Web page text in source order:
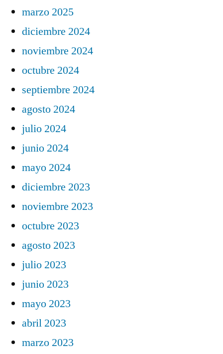
marzo 2025
diciembre 2024
noviembre 2024
octubre 2024
septiembre 2024
agosto 2024
julio 2024
junio 2024
mayo 2024
diciembre 2023
noviembre 2023
octubre 2023
agosto 2023
julio 2023
junio 2023
mayo 2023
abril 2023
marzo 2023